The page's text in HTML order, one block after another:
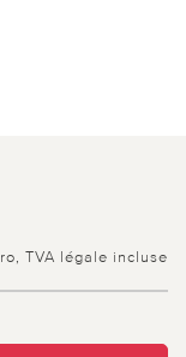
TVA légale incluse